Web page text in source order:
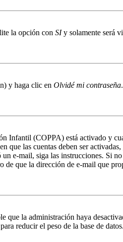
la opción con SIy solamente será
y haga clic en Olvidé mi contraseña
Infantil (COPPA) está activado y
que las cuentas deben ser
e-mail, siga las instrucciones. Si
que la dirección de e-mail que
que la administración haya
reducir el peso de la base de